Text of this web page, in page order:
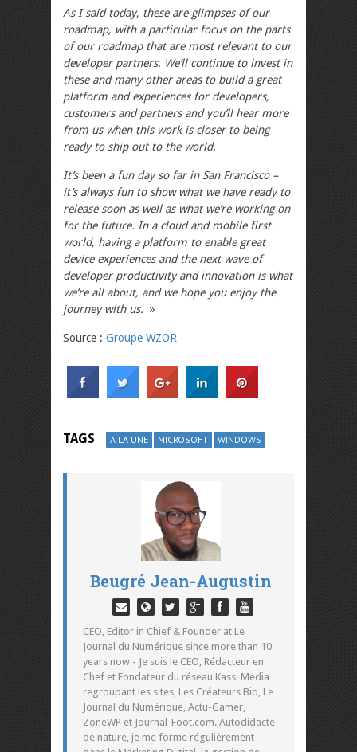
As I said today, these are glimpses of our
roadmap, with a particular focus on the parts
of our roadmap that are most relevant to our
developer partners. We’ll continue to invest in
these and many other areas to build a great
platform and experiences for developers,
customers and partners and you’ll hear more
from us when this work is closer to being
ready to ship out to the world.
It’s been a fun day so far in San Francisco –
it’s always fun to show what we have ready to
release soon as well as what we’re working on
for the future. In a cloud and mobile first
world, having a platform to enable great
device experiences and the next wave of
developer productivity and innovation is what
we’re all about, and we hope you enjoy the
journey with us. »
Source : Groupe WZOR
TAGS A LA UNE MICROSOFT WINDOWS
Beugré Jean-Augustin
CEO, Editor in Chief & Founder at Le
Journal du Numérique since more than 10
years now - Je suis le CEO, Rédacteur en
Chef et Fondateur du réseau Kassi Media
regroupant les sites, Les Créateurs Bio, Le
Journal du Numérique, Actu-Gamer,
ZoneWP et Journal-Foot.com. Autodidacte
de nature, je me forme régulièrement